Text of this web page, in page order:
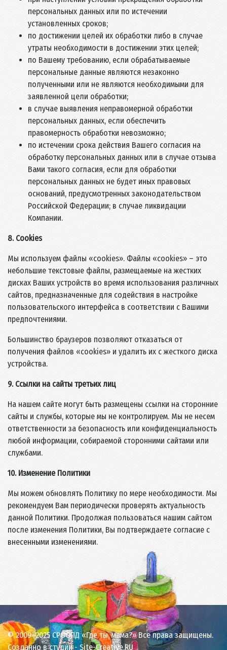
персональных данных или по истечении
установленных сроков;
по достижении целей их обработки либо в случае
утраты необходимости в достижении этих целей;
по Вашему требованию, если обрабатываемые
персональные данные являются незаконно
полученными или не являются необходимыми для
заявленной цели обработки;
в случае выявления неправомерной обработки
персональных данных, если обеспечить
правомерность обработки невозможно;
по истечении срока действия Вашего согласия на
обработку персональных данных или в случае отзыва
Вами такого согласия, если для обработки
персональных данных не будет иных правовых
оснований, предусмотренных законодательством
Российской Федерации; в случае ликвидации
Компании.
8. Cookies
Мы используем файлы «cookies». Файлы «cookies» – это
небольшие текстовые файлы, размещаемые на жестких
дисках Ваших устройств во время использования различных
сайтов, предназначенные для содействия в настройке
пользовательского интерфейса в соответствии с Вашими
предпочтениями.
Большинство браузеров позволяют отказаться от
получения файлов «cookies» и удалить их с жесткого диска
устройства.
9. Ссылки на сайты третьих лиц
На нашем сайте могут быть размещены ссылки на сторонние
сайты и службы, которые мы не контролируем. Мы не несем
ответственности за безопасность или конфиденциальность
любой информации, собираемой сторонними сайтами или
службами.
10. Изменение Политики
Мы можем обновлять Политику по мере необходимости. Мы
рекомендуем Вам периодически проверять актуальность
данной Политики. Продолжая пользоваться нашим сайтом
после изменения Политики, Вы подтверждаете согласие с
внесенными изменениями.
© 2009–2025 СРООПД «Где ты, мама?» Все права защищены.
Созданно в студии -Site-Creative.RU